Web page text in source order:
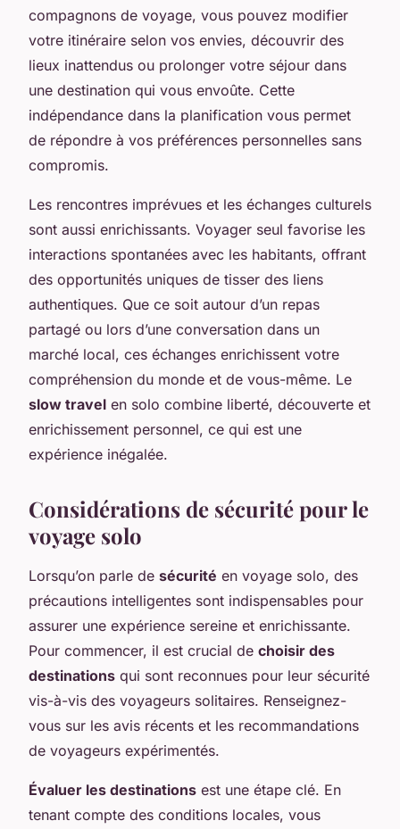
compagnons de voyage, vous pouvez modifier
votre itinéraire selon vos envies, découvrir des
lieux inattendus ou prolonger votre séjour dans
une destination qui vous envoûte. Cette
indépendance dans la planification vous permet
de répondre à vos préférences personnelles sans
compromis.
Les rencontres imprévues et les échanges culturels
sont aussi enrichissants. Voyager seul favorise les
interactions spontanées avec les habitants, offrant
des opportunités uniques de tisser des liens
authentiques. Que ce soit autour d’un repas
partagé ou lors d’une conversation dans un
marché local, ces échanges enrichissent votre
compréhension du monde et de vous-même. Le
slow travel en solo combine liberté, découverte et
enrichissement personnel, ce qui est une
expérience inégalée.
Considérations de sécurité pour le
voyage solo
Lorsqu’on parle de sécurité en voyage solo, des
précautions intelligentes sont indispensables pour
assurer une expérience sereine et enrichissante.
Pour commencer, il est crucial de choisir des
destinations qui sont reconnues pour leur sécurité
vis-à-vis des voyageurs solitaires. Renseignez-
vous sur les avis récents et les recommandations
de voyageurs expérimentés.
Évaluer les destinations est une étape clé. En
tenant compte des conditions locales, vous